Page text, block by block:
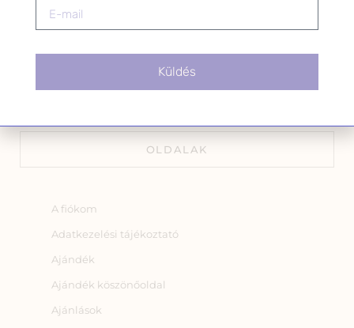
A hírlevélről bármikor
leiratkozhatsz a levél alján található
OLDALAK
A fiókom
Adatkezelési tájékoztató
Ajándék
Ajándék köszönőoldal
Ajánlások
Küldés